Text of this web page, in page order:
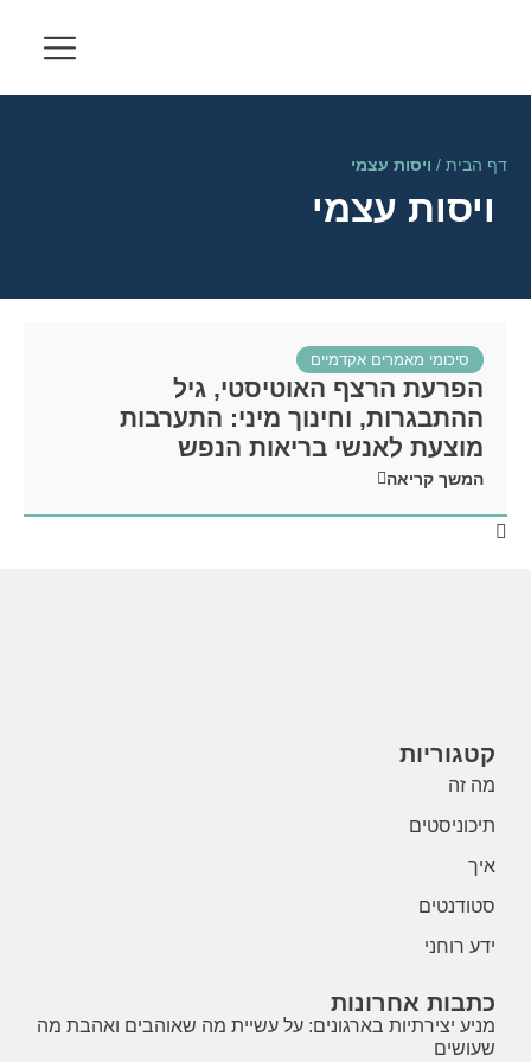
דף הבית / ויסות עצמי
ויסות עצמי
סיכומי מאמרים אקדמיים
הפרעת הרצף האוטיסטי, גיל
ההתבגרות, וחינוך מיני: התערבות
מוצעת לאנשי בריאות הנפש
המשך קריאה
קטגוריות
מה זה
תיכוניסטים
איך
סטודנטים
ידע רוחני
כתבות אחרונות
מניע יצירתיות בארגונים: על עשיית מה שאוהבים ואהבת מה
שעושים